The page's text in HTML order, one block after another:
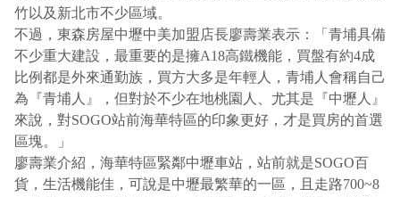
竹以及新北市不少區域。
不過，東森房屋中壢中美加盟店長廖壽業表示：「青埔具備
不少重大建設，最重要的是擁A18高鐵機能，買盤有約4成
比例都是外來通勤族，買方大多是年輕人，青埔人會稱自己
為『青埔人』，但對於不少在地桃園人、尤其是『中壢人』
來說，對SOGO站前海華特區的印象更好，才是買房的首選
區塊。」
廖壽業介紹，海華特區緊鄰中壢車站，站前就是SOGO百
貨，生活機能佳，可說是中壢最繁華的一區，且走路700~8